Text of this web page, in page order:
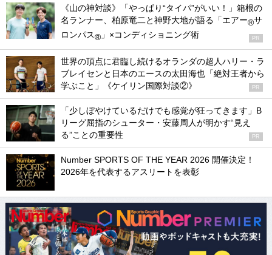
《山の神対談》「やっぱり“タイパ”がいい！」箱根の
名ランナー、柏原竜二と神野大地が語る「エアー®サ
ロンパス® 」×コンディショニング術 PR
世界の頂点に君臨し続けるオランダの超人ハリー・ラ
ブレイセンと日本のエースの太田海也「絶対王者から
学ぶこと」《ケイリン国際対談②》
PR
「少しぼやけているだけでも感覚が狂ってきます」B
リーグ屈指のシューター・安藤周人が明かす“見え
る”ことの重要性
PR
Number SPORTS OF THE YEAR 2026 開催決定！
2026年を代表するアスリートを表彰